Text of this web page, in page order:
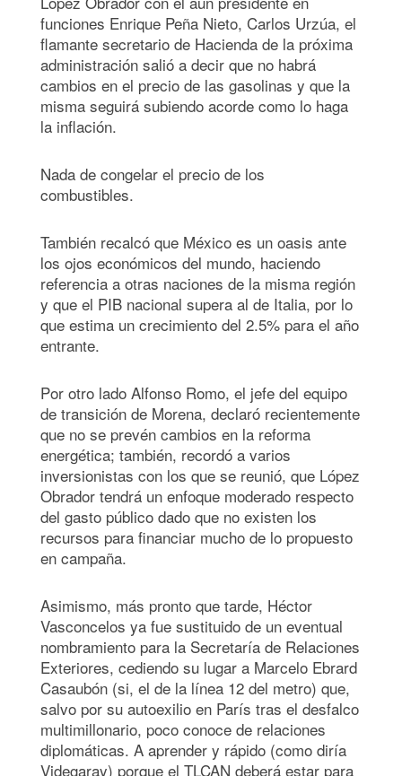
funciones Enrique Peña Nieto, Carlos Urzúa, el
flamante secretario de Hacienda de la próxima
administración salió a decir que no habrá
cambios en el precio de las gasolinas y que la
misma seguirá subiendo acorde como lo haga
la inflación.
Nada de congelar el precio de los
combustibles.
También recalcó que México es un oasis ante
los ojos económicos del mundo, haciendo
referencia a otras naciones de la misma región
y que el PIB nacional supera al de Italia, por lo
que estima un crecimiento del 2.5% para el año
entrante.
Por otro lado Alfonso Romo, el jefe del equipo
de transición de Morena, declaró recientemente
que no se prevén cambios en la reforma
energética; también, recordó a varios
inversionistas con los que se reunió, que López
Obrador tendrá un enfoque moderado respecto
del gasto público dado que no existen los
recursos para financiar mucho de lo propuesto
en campaña.
Asimismo, más pronto que tarde, Héctor
Vasconcelos ya fue sustituido de un eventual
nombramiento para la Secretaría de Relaciones
Exteriores, cediendo su lugar a Marcelo Ebrard
Casaubón (si, el de la línea 12 del metro) que,
salvo por su autoexilio en París tras el desfalco
multimillonario, poco conoce de relaciones
diplomáticas. A aprender y rápido (como diría
Videgaray) porque el TLCAN deberá estar para